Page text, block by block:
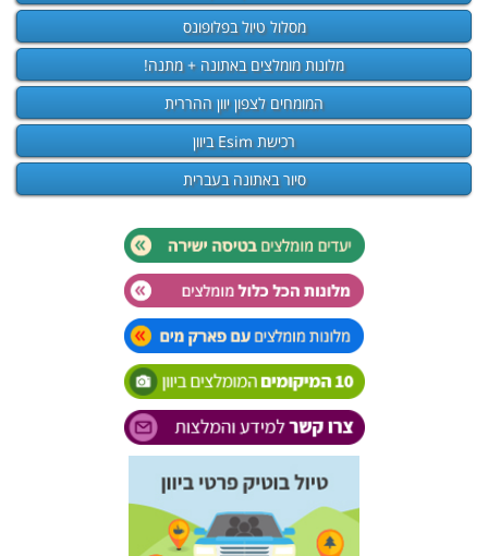
מסלול טיול בפלופונס
מלונות מומלצים באתונה + מתנה!
המומחים לצפון יוון ההררית
רכישת Esim ביוון
סיור באתונה בעברית